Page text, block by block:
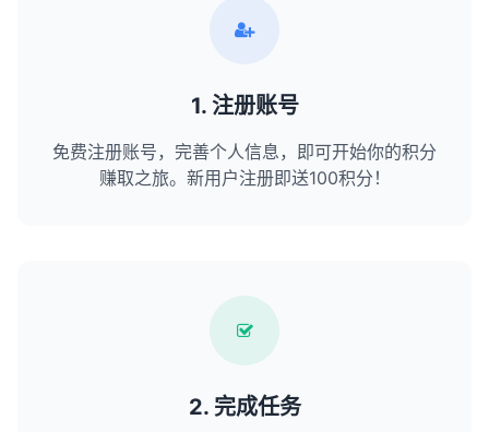
1. 注册账号
免费注册账号，完善个人信息，即可开始你的积分
赚取之旅。新用户注册即送100积分！
2. 完成任务